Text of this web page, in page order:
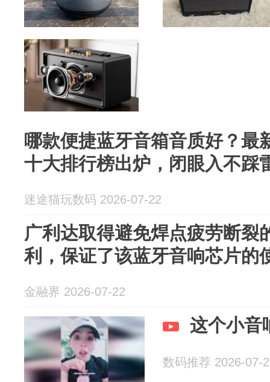
哪款便捷蓝牙音箱音质好？最
十大排行榜出炉，闭眼入不踩
迷途猫玩数码 2026-07-22
广利达取得避免焊点疲劳断裂
利，保证了该蓝牙音响芯片的
金融界 2026-07-22
这个小音
数码推荐 2026-07-